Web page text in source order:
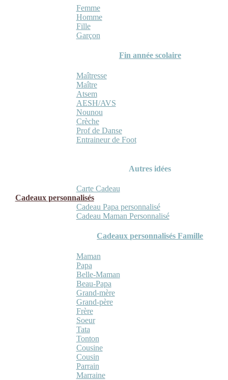
Femme
Homme
Fille
Garçon
Fin année scolaire
Maîtresse
Maître
Atsem
AESH/AVS
Nounou
Crèche
Prof de Danse
Entraineur de Foot
Autres idées
Carte Cadeau
Cadeaux personnalisés
Cadeau Papa personnalisé
Cadeau Maman Personnalisé
Cadeaux personnalisés Famille
Maman
Papa
Belle-Maman
Beau-Papa
Grand-mère
Grand-père
Frère
Soeur
Tata
Tonton
Cousine
Cousin
Parrain
Marraine